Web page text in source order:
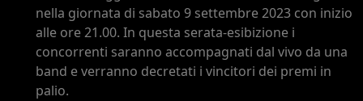
nella giornata di sabato 9 settembre 2023 con inizio
alle ore 21.00. In questa serata-esibizione i
concorrenti saranno accompagnati dal vivo da una
band e verranno decretati i vincitori dei premi in
palio.